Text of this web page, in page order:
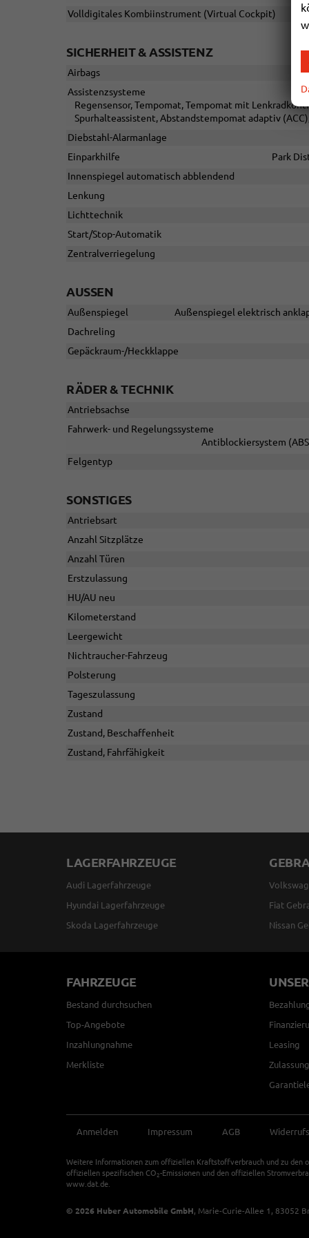
Volldigitales Kombiinstrument (Virtual Cockpit)
SICHERHEIT & ASSISTENZ
Airbags
Assistenzsysteme
Regensensor, Tempomat, Tempomat mit
Spurhalteassistent, Abstandstempomat adaptiv
Diebstahl-Alarmanlage
Einparkhilfe
Park
Innenspiegel automatisch abblendend
Lenkung
Lichttechnik
Start/Stop-Automatik
Zentralverriegelung
AUSSEN
Außenspiegel
Außenspiegel elektrisch
Dachreling
Gepäckraum-/Heckklappe
RÄDER & TECHNIK
Antriebsachse
Fahrwerk- und Regelungssysteme
Antiblockiersystem
Felgentyp
SONSTIGES
Antriebsart
Anzahl Sitzplätze
Anzahl Türen
Erstzulassung
HU/AU neu
Kilometerstand
Leergewicht
Nichtraucher-Fahrzeug
Polsterung
Tageszulassung
Zustand
Zustand, Beschaffenheit
Zustand, Fahrfähigkeit
LAGERFAHRZEUGE
Audi Lagerfahrzeuge
Hyundai Lagerfahrzeuge
Skoda Lagerfahrzeuge
Fiat
Nissan
FAHRZEUGE
Bestand durchsuchen
Top-Angebote
Inzahlungnahme
Merkliste
Leasing
Anmelden Impressum AGB
Weitere Informationen zum offiziellen Kraftstoffverbrauch und zu den
offiziellen spezifischen CO 2-Emissionen und den offiziellen
www.dat.de.
© 2026 Huber Automobile GmbH, Marie-Curie-Allee 1 , 83052